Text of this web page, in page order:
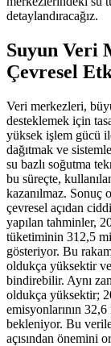
detaylandıracağız.
Suyun Veri
Çevresel
Veri merkezleri,
desteklemek için
yüksek işlem gücü
dağıtmak ve
su bazlı soğutma
bu süreçte,
kazanılmaz. Sonuç
çevresel açıdan
yapılan tahminler,
tüketiminin 312,5
gösteriyor. Bu
oldukça yüksektir
bindirebilir. Aynı
oldukça yüksektir;
emisyonlarının
bekleniyor. Bu
açısından önemini